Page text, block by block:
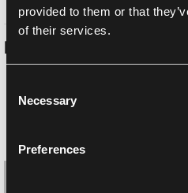
provided to them or that
of their services.
Selection
Necessary
Preferences